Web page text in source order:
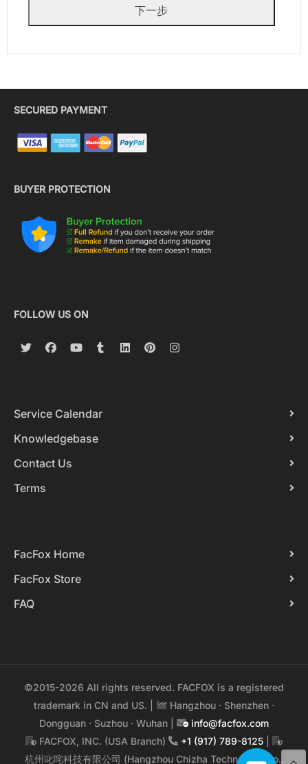
SECURED PAYMENT
BUYER PROTECTION
FOLLOW US ON
Service Calendar
Knowledgebase
Contact Us
Terms
FacFox Home
FacFox Store
FAQ
©2015-2026 All rights reserved. FACFOX is a registered
trademark in CN and US. |
Hangzhou · Shenzhen ·
Dongguan · Suzhou · Wuhan |
info@facfox.com
FACFOX, INC. (USA Branch)
+1 (917) 789-8125|
杭州叱咤科技有限公司 (Hangzhou Chizha Technology Co.,